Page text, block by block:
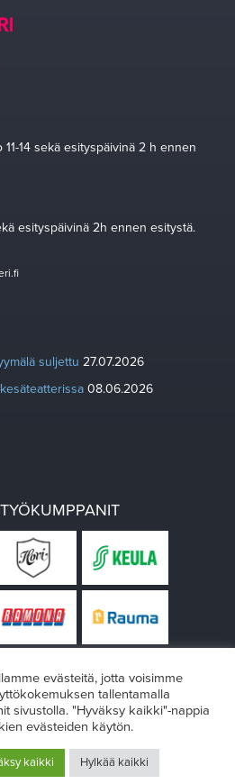
14 sekä esityspäivinä 2 h ennen
esityspäivinä 2h ennen esitystä.
suljettu 27.07.2026
08.06.2026
evästeitä, jotta voisimme
tallentamalla
sivustolla. "Hyväksy kaikki"-nappia
evästeiden käytön.
kaikki Hylkää kaikki